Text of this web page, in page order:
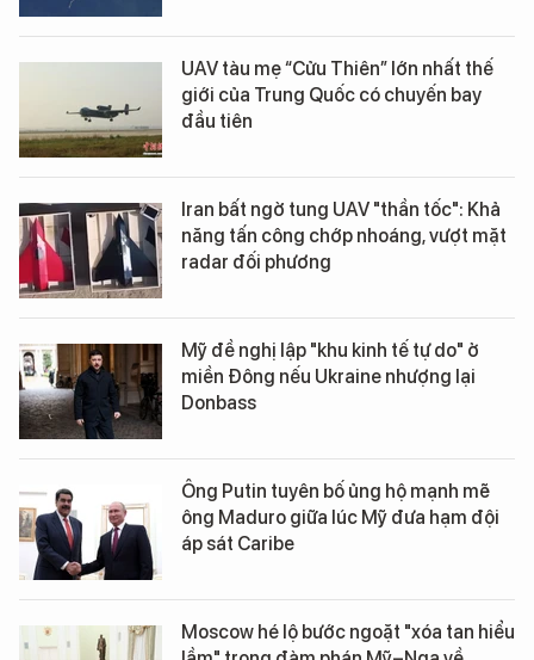
UAV tàu mẹ “Cửu Thiên” lớn nhất thế
giới của Trung Quốc có chuyến bay
đầu tiên
Iran bất ngờ tung UAV "thần tốc": Khả
năng tấn công chớp nhoáng, vượt mặt
radar đối phương
Mỹ đề nghị lập "khu kinh tế tự do" ở
miền Đông nếu Ukraine nhượng lại
Donbass
Ông Putin tuyên bố ủng hộ mạnh mẽ
ông Maduro giữa lúc Mỹ đưa hạm đội
áp sát Caribe
Moscow hé lộ bước ngoặt "xóa tan hiểu